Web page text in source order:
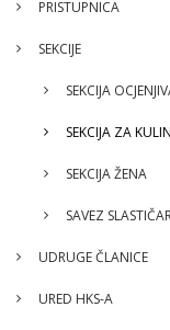
PRISTUPNICA
SEKCIJE
SEKCIJA
SEKCIJA ZA
SEKCIJA ŽENA
SAVEZ
UDRUGE ČLANICE
URED HKS-A